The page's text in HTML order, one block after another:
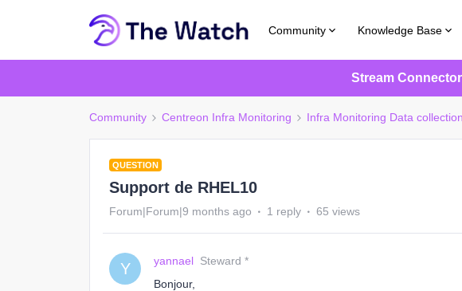
Community Knowledge Base
Stream
Community Centreon Infra Monitoring Infra Monitoring Data collection
QUESTION
Support de RHEL10
Forum|Forum|9 months ago 1 reply 65 views
Y yannael Steward *
Bonjour,